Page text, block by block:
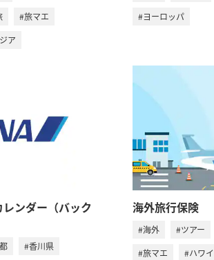
#旅マエ
ア
#ヨーロッパ
ンダー（バック
#香川県
海外旅行保険
#海外 #ツアー
#旅マエ
#ハワイ